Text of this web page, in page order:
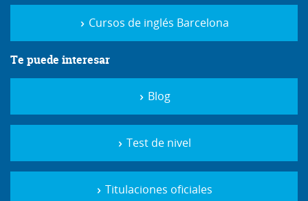
Cursos de inglés Barcelona
Te puede interesar
Blog
Test de nivel
Titulaciones oficiales